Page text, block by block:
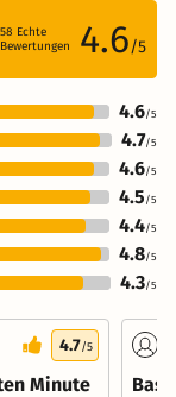
58 Echte
Bewertungen
4.6/5
4.6/5
4.7/5
4.6/5
4.5 /5
4.4/5
4.8/5
4.3/5
4.7/5
Minute